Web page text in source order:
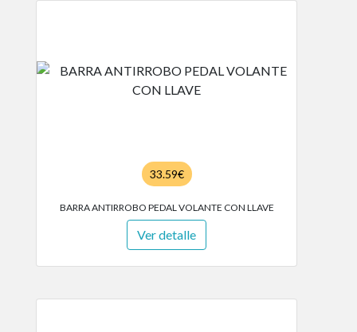
33.59€
BARRA ANTIRROBO PEDAL VOLANTE CON LLAVE
Ver detalle